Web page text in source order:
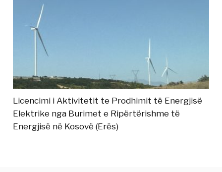
Licencimi i Aktivitetit te Prodhimit të Energjisë
Elektrike nga Burimet e Ripërtërishme të
Energjisë në Kosovë (Erës)